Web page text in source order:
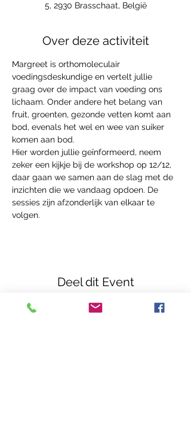
5, 2930 Brasschaat, België
Over deze activiteit
Margreet is orthomoleculair
voedingsdeskundige en vertelt jullie
graag over de impact van voeding ons
lichaam. Onder andere het belang van
fruit, groenten, gezonde vetten komt aan
bod, evenals het wel en wee van suiker
komen aan bod.
Hier worden jullie geïnformeerd, neem
zeker een kijkje bij de workshop op 12/12,
daar gaan we samen aan de slag met de
inzichten die we vandaag opdoen. De
sessies zijn afzonderlijk van elkaar te
volgen.
Deel dit Event